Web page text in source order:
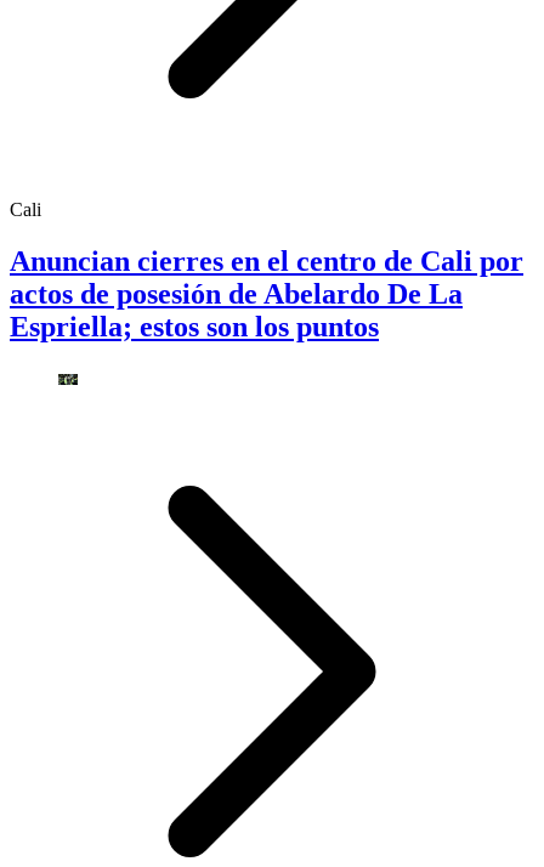
Cali
Anuncian cierres en el centro de Cali por
actos de posesión de Abelardo De La
Espriella; estos son los puntos